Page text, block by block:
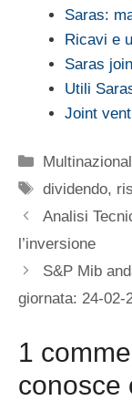
Saras:
Ricavi e
Saras
Utili
Joint
Categorie
Tag
dividendo,
Analisi
l’inversione
S&P Mib
giornata: 24-02-
1
conosce